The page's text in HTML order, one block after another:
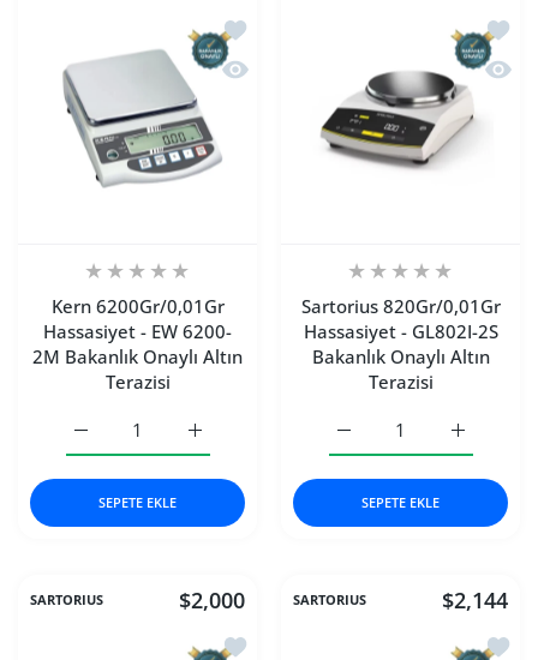
İstek listesine ekle Kern 6200Gr/
Hızlı Görünüm Kern 6200Gr/0,01Gr
Kern 6200Gr/0,01Gr
Hassasiyet - EW 6200-
2M Bakanlık Onaylı Altın
Terazisi
Kern 6200Gr/0,01Gr Hassasiyet - EW
Kern 6200Gr/0,01Gr Hassasiyet - EW 6200-2M
SEPETE EKLE
İstek
Hızlı
Sartorius 820Gr/0,01Gr
Hassasiyet - GL802I-2S
Bakanlık Onaylı Altın
Terazisi
Sartorius
Sartorius 820Gr/
SEPETE EKLE
SARTORIUS $2,000
İstek listesine ekle Sartorius 2200Gr/
SARTORIUS $2,144
İstek